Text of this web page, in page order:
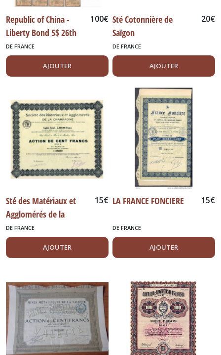
Republic of China -
Liberty Bond 5$ 26th
year of Republic of
China
100€
DE FRANCE
AJOUTER
Sté Cotonnière de
Saïgon
20€
DE FRANCE
AJOUTER
Sté des Matériaux et
Agglomérés de la
Champagne - Paris 1924
15€
DE FRANCE
AJOUTER
LA FRANCE FONCIERE 15€
DE FRANCE
AJOUTER